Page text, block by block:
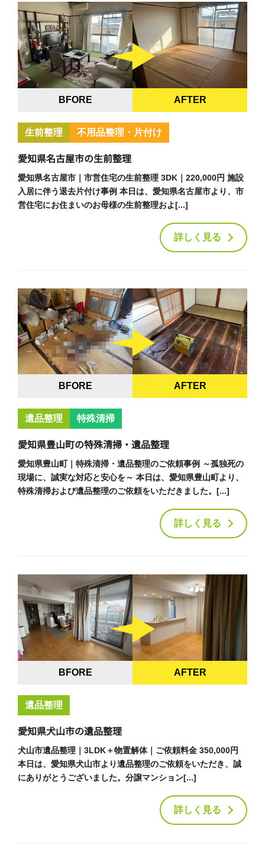
BFORE AFTER
生前整理 不用品整理・片付け
愛知県名古屋市の生前整理
愛知県名古屋市｜市営住宅の生前整理 3DK｜220,000円 施設
入居に伴う退去片付け事例 本日は、愛知県名古屋市より、市
営住宅にお住まいのお母様の生前整理およ[...]
詳しく見る
BFORE AFTER
遺品整理 特殊清掃
愛知県豊山町の特殊清掃・遺品整理
愛知県豊山町｜特殊清掃・遺品整理のご依頼事例 ～孤独死の
現場に、誠実な対応と安心を～ 本日は、愛知県豊山町より、
特殊清掃および遺品整理のご依頼をいただきました。[...]
詳しく見る
BFORE AFTER
遺品整理
愛知県犬山市の遺品整理
犬山市遺品整理｜3LDK＋物置解体｜ご依頼料金 350,000円
本日は、愛知県犬山市より遺品整理のご依頼をいただき、誠
にありがとうございました。分譲マンション[...]
詳しく見る